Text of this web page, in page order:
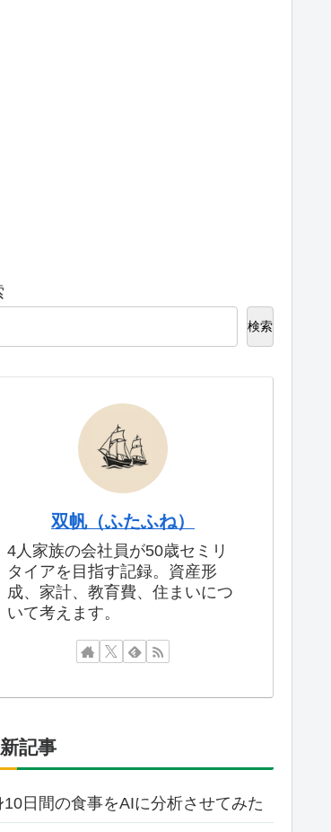
検索
双帆（ふたふね）
4人家族の会社員が50歳セミリ
タイアを目指す記録。資産形
成、家計、教育費、住まいにつ
いて考えます。
記事
10日間の食事をAIに分析させてみた